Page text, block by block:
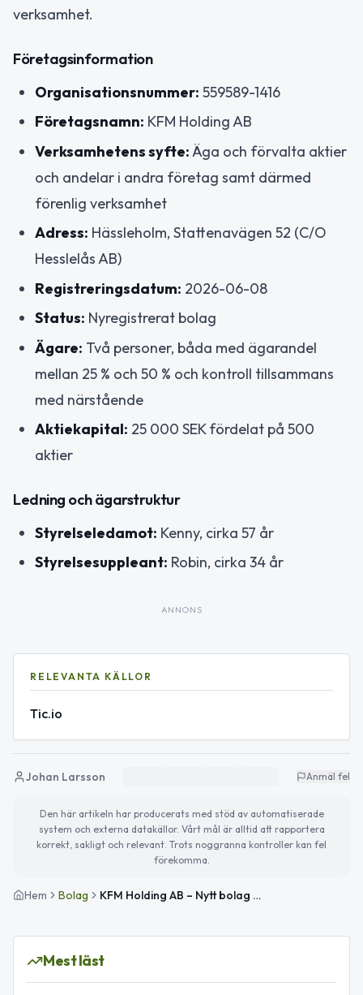
verksamhet.
Företagsinformation
Organisationsnummer: 559589-1416
Företagsnamn: KFM Holding AB
Verksamhetens syfte:Äga och förvalta aktier
och andelar i andra företag samt därmed
förenlig verksamhet
Adress: Hässleholm, Stattenavägen 52 (C/O
Hesslelås AB)
Registreringsdatum: 2026-06-08
Status: Nyregistrerat bolag
Ägare: Två personer, båda med ägarandel
mellan 25 % och 50 % och kontroll tillsammans
med närstående
Aktiekapital: 25 000 SEK fördelat på 500
aktier
Ledning och ägarstruktur
Styrelseledamot: Kenny, cirka 57 år
Styrelsesuppleant: Robin, cirka 34 år
ANNONS
RELEVANTA KÄLLOR
Tic.io
Johan Larsson Anmäl fel
Den här artikeln har producerats med stöd av automatiserade
system och externa datakällor. Vårt mål är alltid att rapportera
korrekt, sakligt och relevant. Trots noggranna kontroller kan fel
förekomma.
Hem Bolag KFM Holding AB – Nytt bolag för aktie- och andelsförvaltning
Mest läst